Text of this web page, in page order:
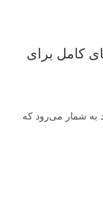
کامل برای
به شمار می‌رود که